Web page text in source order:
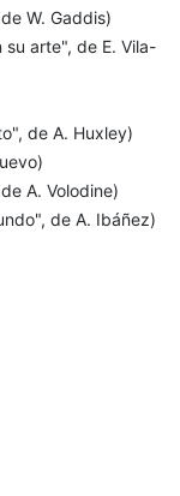
W. Gaddis)
arte", de E. Vila-
de A. Huxley)
A. Volodine)
de A. Ibáñez)